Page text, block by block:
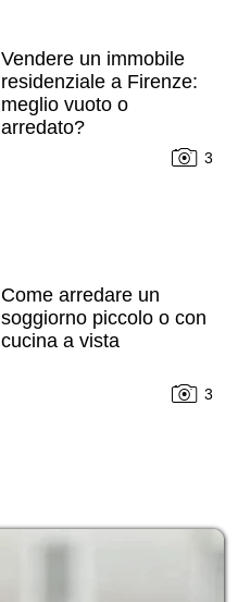
Vendere un immobile
residenziale a Firenze:
meglio vuoto o
arredato?
3
Come arredare un
soggiorno piccolo o con
cucina a vista
3